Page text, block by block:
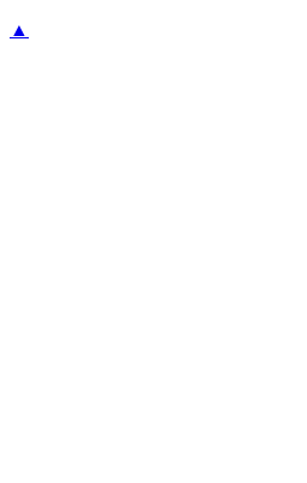
▲